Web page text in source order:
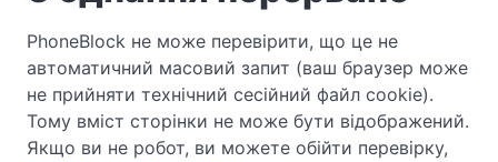
PhoneBlock не може перевірити, що це не
автоматичний масовий запит (ваш браузер може
не прийняти технічний сесійний файл cookie).
Тому вміст сторінки не може бути відображений.
Якщо ви не робот, ви можете обійти перевірку,